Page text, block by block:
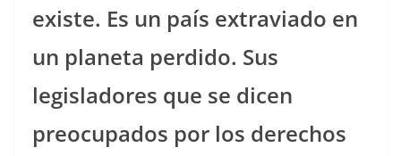
existe. Es un país extraviado en
un planeta perdido. Sus
legisladores que se dicen
preocupados por los derechos